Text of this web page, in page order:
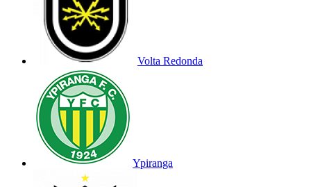
Volta Redonda
Ypiranga